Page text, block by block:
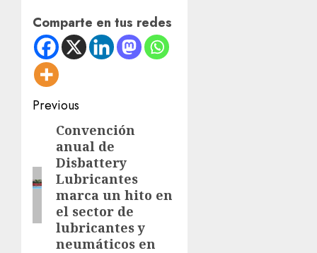
Comparte en tus redes
Post
navigation
Previous
Previous
post:
Convención
anual de
Disbattery
Lubricantes
marca un hito en
el sector de
lubricantes y
neumáticos en